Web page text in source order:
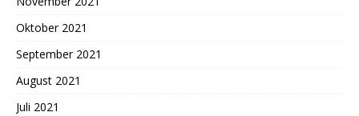
Oktober 2021
September 2021
August 2021
Juli 2021